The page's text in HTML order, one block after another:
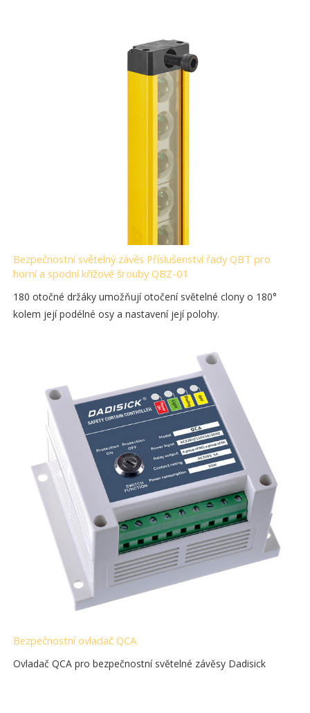
Bezpečnostní světelný závěs Příslušenství řady QBT pro
horní a spodní křížové šrouby QBZ-01
180 otočné držáky umožňují otočení světelné clony o 180°
kolem její podélné osy a nastavení její polohy.
Bezpečnostní ovladač QCA
Ovladač QCA pro bezpečnostní světelné závěsy Dadisick